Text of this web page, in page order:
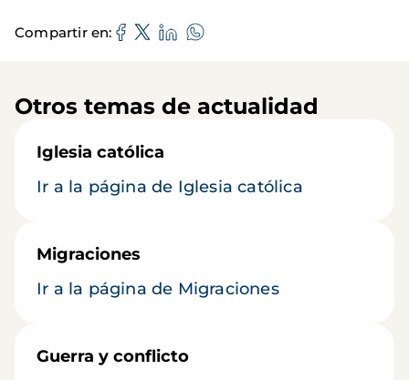
Compartir en
Otros temas de actualidad
Iglesia católica
Ir a la página de Iglesia católica
Migraciones
Ir a la página de Migraciones
Guerra y conflicto